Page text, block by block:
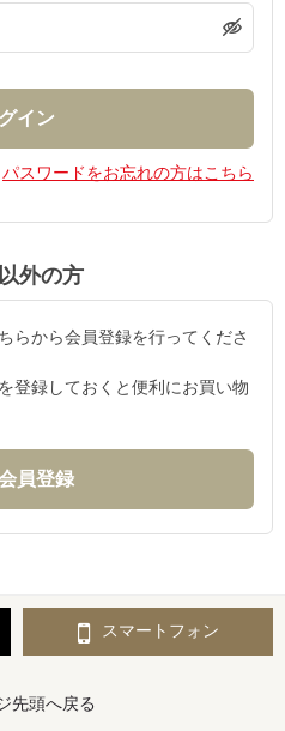
パスワードをお忘れの方はこちら
外の方
らから会員登録を行ってくださ
登録しておくと便利にお買い物
スマートフォン
先頭へ戻る